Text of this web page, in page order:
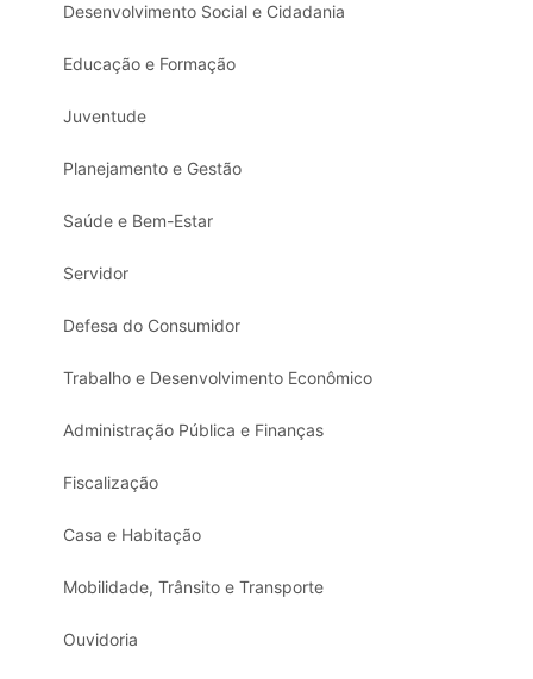
Desenvolvimento Social e Cidadania
Educação e Formação
Juventude
Planejamento e Gestão
Saúde e Bem-Estar
Servidor
Defesa do Consumidor
Trabalho e Desenvolvimento Econômico
Administração Pública e Finanças
Fiscalização
Casa e Habitação
Mobilidade, Trânsito e Transporte
Ouvidoria